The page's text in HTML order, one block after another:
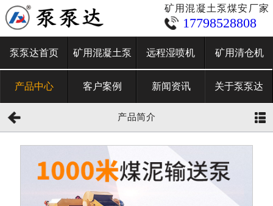
矿用混凝土泵煤安厂家
17798528808
泵泵达首页 矿用混凝土泵 远程湿喷机 矿用清仓机
产品中心 客户案例 新闻资讯 关于泵泵达
产品简介